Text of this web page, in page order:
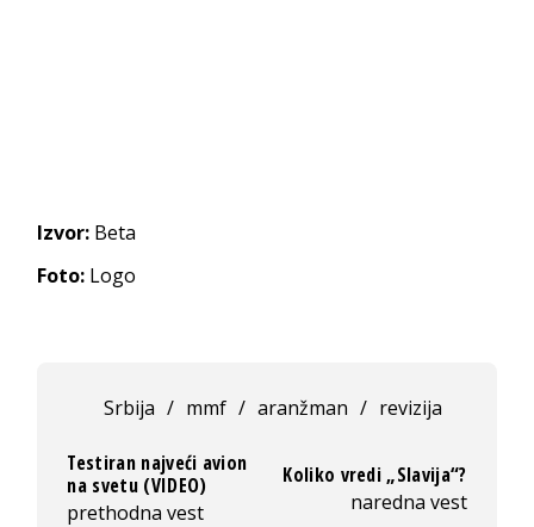
Izvor: Beta
Foto: Logo
Srbija / mmf / aranžman / revizija
Testiran najveći avion
na svetu (VIDEO)
prethodna vest
Koliko vredi „Slavija“?
naredna vest